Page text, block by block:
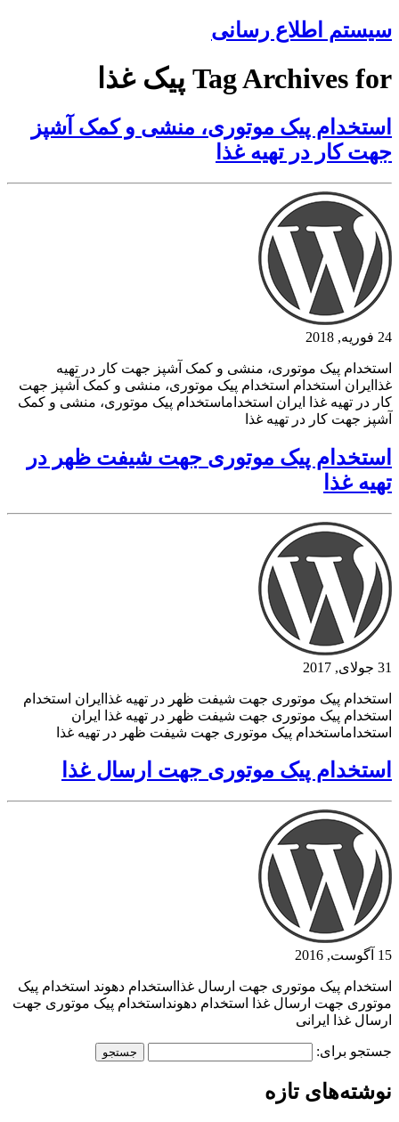
سیستم اطلاع رسانی
Tag Archives for پیک غذا
استخدام پیک موتوری، منشی و کمک آشپز
جهت کار در تهیه غذا
24 فوریه, 2018
استخدام پیک موتوری، منشی و کمک آشپز جهت کار در تهیه
غذاایران استخدام استخدام پیک موتوری، منشی و کمک آشپز جهت
کار در تهیه غذا ایران استخداماستخدام پیک موتوری، منشی و کمک
آشپز جهت کار در تهیه غذا
استخدام پیک موتوری جهت شیفت ظهر در
تهیه غذا
31 جولای, 2017
استخدام پیک موتوری جهت شیفت ظهر در تهیه غذاایران استخدام
استخدام پیک موتوری جهت شیفت ظهر در تهیه غذا ایران
استخداماستخدام پیک موتوری جهت شیفت ظهر در تهیه غذا
استخدام پیک موتوری جهت ارسال غذا
15 آگوست, 2016
استخدام پیک موتوری جهت ارسال غذااستخدام دهوند استخدام پیک
موتوری جهت ارسال غذا استخدام دهونداستخدام پیک موتوری جهت
ارسال غذا ایرانی
جستجو برای:
نوشته‌های تازه